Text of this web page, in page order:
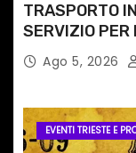
TRASPORTO
SERVIZIO PER
PERCORSI,
Ago 5, 2026
EVENTI TRIESTE E